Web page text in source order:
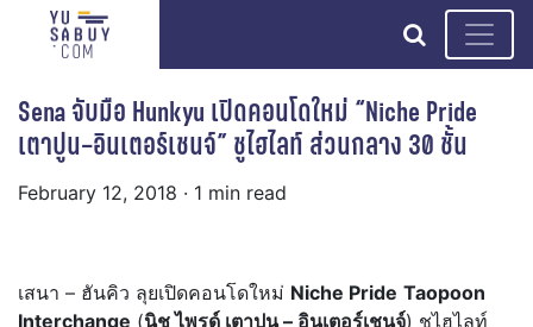
search
Sena จับมือ Hunkyu เปิดคอนโดใหม่ “Niche Pride
เตาปูน–อินเตอร์เชนจ์” ชูไฮไลท์ ส่วนกลาง 30 ชั้น
February 12, 2018 · 1 min read
เสนา – ฮันคิว ลุยเปิดคอนโดใหม่ Niche Pride Taopoon
Interchange (นิช ไพรด์ เตาปูน – อินเตอร์เชนจ์) ชูไฮไลท์